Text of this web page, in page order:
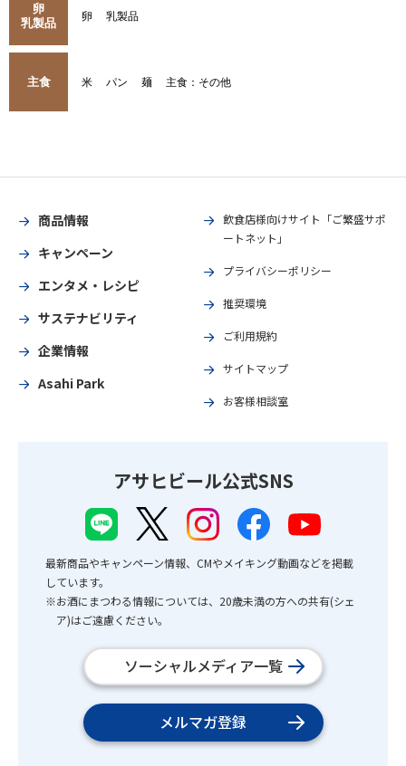
卵
乳製品
卵 乳製品
主食 米 パン 麺 主食：その他
商品情報
キャンペーン
エンタメ・レシピ
サステナビリティ
企業情報
Asahi Park
飲食店様向けサイト「ご繁盛サポ
ートネット」
プライバシーポリシー
推奨環境
ご利用規約
サイトマップ
お客様相談室
アサヒビール公式SNS
最新商品やキャンペーン情報、CMやメイキング動画などを掲載
しています。
※お酒にまつわる情報については、20歳未満の方への共有(シェ
ア)はご遠慮ください。
ソーシャルメディア一覧
メルマガ登録